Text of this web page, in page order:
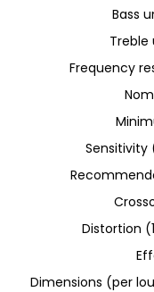
Bass
Treble
Frequency
Sensitivity
Distortion
Dimensions (per